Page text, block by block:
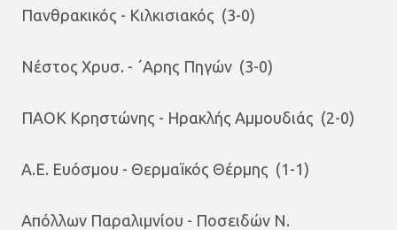
Πανθρακικός - Κιλκισιακός (3-0)
Νέστος Χρυσ. - ΄Αρης Πηγών (3-0)
ΠΑΟΚ Κρηστώνης - Ηρακλής Αμμουδιάς (2-0)
Α.Ε. Ευόσμου - Θερμαϊκός Θέρμης (1-1)
Απόλλων Παραλιμνίου - Ποσειδών Ν.